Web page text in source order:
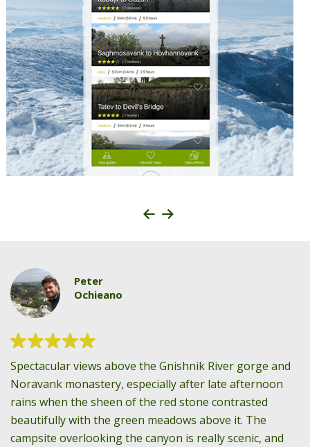
Peter
Ochieano
Spectacular views above the Gnishnik River gorge and
Noravank monastery, especially after late afternoon
rains when the sheen of the red stone contrasted
beautifully with the green meadows above it. The
campsite overlooking the canyon is really scenic, and